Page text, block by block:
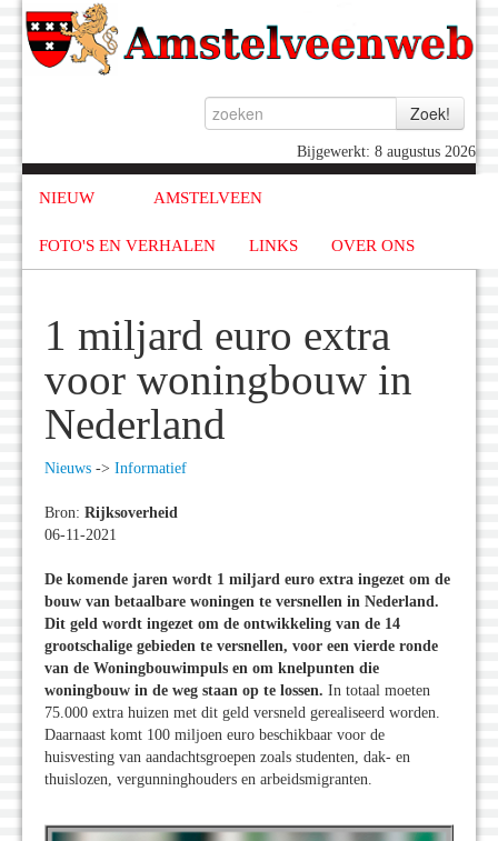
Bijgewerkt: 8 augustus 2026
NIEUW AMSTELVEEN
FOTO'S EN VERHALEN LINKS OVER ONS
1 miljard euro extra
voor woningbouw in
Nederland
Nieuws -> Informatief
Bron: Rijksoverheid
06-11-2021
De komende jaren wordt 1 miljard euro extra ingezet om de
bouw van betaalbare woningen te versnellen in Nederland.
Dit geld wordt ingezet om de ontwikkeling van de 14
grootschalige gebieden te versnellen, voor een vierde ronde
van de Woningbouwimpuls en om knelpunten die
woningbouw in de weg staan op te lossen. In totaal moeten
75.000 extra huizen met dit geld versneld gerealiseerd worden.
Daarnaast komt 100 miljoen euro beschikbaar voor de
huisvesting van aandachtsgroepen zoals studenten, dak- en
thuislozen, vergunninghouders en arbeidsmigranten.